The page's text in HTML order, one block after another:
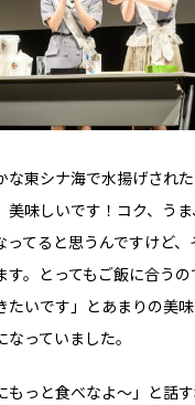
な東シナ海で水揚げされ
美味しいです！コク、う
ってると思うんですけど
す。とってもご飯に合う
たいです」とあまりの美
っていました。
もっと食べなよ〜」と話